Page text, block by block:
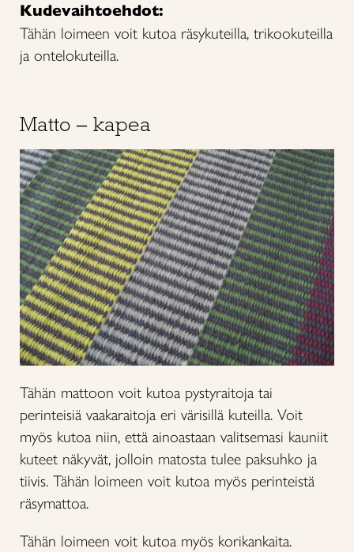
Kudevaihtoehdot:
Tähän loimeen voit kutoa räsykuteilla, trikookuteilla
ja ontelokuteilla.
Matto – kapea
Tähän mattoon voit kutoa pystyraitoja tai
perinteisiä vaakaraitoja eri värisillä kuteilla. Voit
myös kutoa niin, että ainoastaan valitsemasi kauniit
kuteet näkyvät, jolloin matosta tulee paksuhko ja
tiivis. Tähän loimeen voit kutoa myös perinteistä
räsymattoa.
Tähän loimeen voit kutoa myös korikankaita.